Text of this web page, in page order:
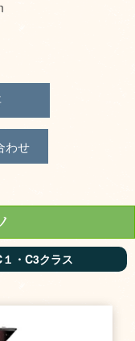
わせ
・C3クラス